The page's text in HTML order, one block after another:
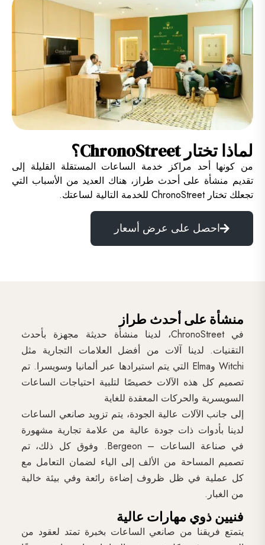
لماذا تختار ChronoStreet​؟
من كونها أحد مراكز خدمة الساعات المستقلة القليلة إلى
تقديم منشأة على أحدث طراز، هناك العديد من الأسباب التي
تجعلك تختار ChronoStreet للخدمة التالية لساعتك.
احصل على عرض أسعار
منشأة على أحدث طراز
في ChronoStreet، لدينا منشأة حديثة مجهزة بأحدث
التقنيات. لدينا آلات من أفضل العلامات التجارية مثل
Witchi وElma التي يتم استيرادها عبر ألمانيا وسويسرا. تم
تصميم كل هذه الآلات خصيصًا لتلبية احتياجات الساعات
السويسرية والحركات المعقدة للغاية
إلى جانب الآلات عالية الجودة، يتم تزويد صانعي الساعات
لدينا بأدوات ذات جودة عالية من علامة تجارية مشهورة
في صناعة الساعات – Bergeon. وفوق كل ذلك، تم
تصميم المساحة من الألف إلى الياء لضمان التعامل مع
كل عملية في ظل ظروف إضاءة رائعة وفي بيئة خالية
من الغبار.
فنيين ذوي مهارات عالية
يتمتع فريقنا من صانعي الساعات بخبرة تمتد لعقود من